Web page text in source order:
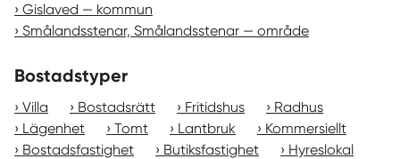
Gislaved — kommun
Smålandsstenar, Smålandsstenar — område
Bostadstyper
Villa Bostadsrätt Fritidshus
Radhus
Lägenhet
Tomt Lantbruk
Kommersiellt
Bostadsfastighet
Butiksfastighet
Hyreslokal